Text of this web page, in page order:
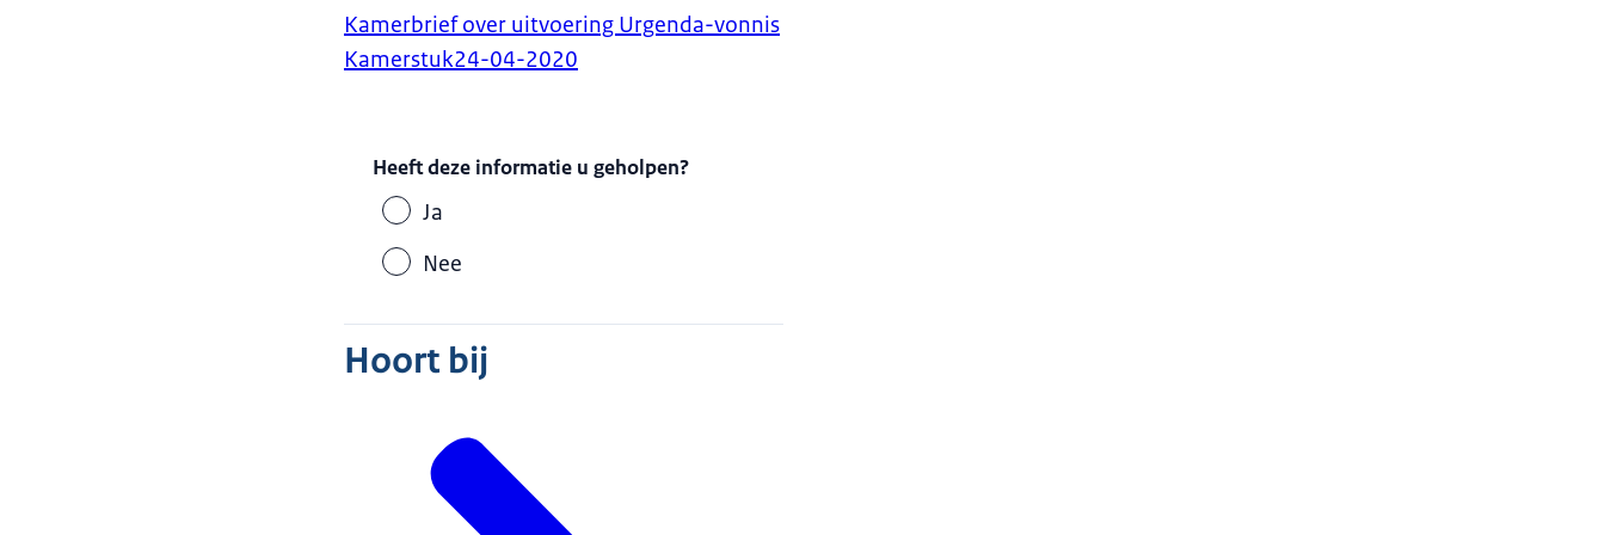
Kamerbrief over uitvoering Urgenda-vonnis
Kamerstuk24-04-2020
Heeft deze informatie u geholpen?
Ja
Nee
Hoort bij